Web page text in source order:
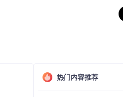
热门内容推荐